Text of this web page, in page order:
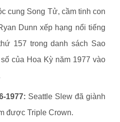
cung Song Tử, cầm tinh con
Dunn xếp hạng nổi tiếng
157 trong danh sách Sao
của Hoa Kỳ năm 1977 vào
1977: Seattle Slew đã giành
được Triple Crown.